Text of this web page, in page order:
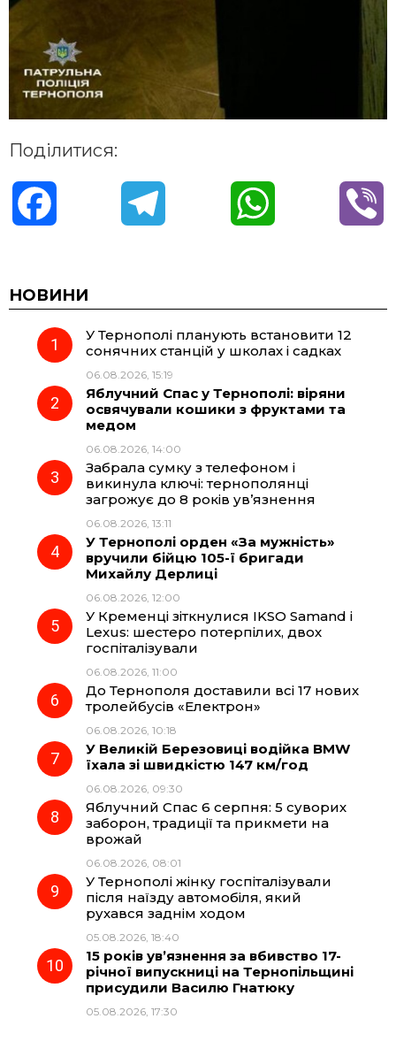
Поділитися:
c
e
o
o
e
g
a
t
p
НОВИНИ
У Тернополі планують встановити 12
сонячних станцій у школах і садках
06.08.2026, 15:19
Яблучний Спас у Тернополі: віряни
освячували кошики з фруктами та
медом
06.08.2026, 14:00
Забрала сумку з телефоном і
викинула ключі: тернополянці
загрожує до 8 років ув’язнення
06.08.2026, 13:11
У Тернополі орден «За мужність»
вручили бійцю 105-ї бригади
Михайлу Дерлиці
06.08.2026, 12:00
У Кременці зіткнулися IKSO Samand і
Lexus: шестеро потерпілих, двох
госпіталізували
06.08.2026, 11:00
До Тернополя доставили всі 17 нових
тролейбусів «Електрон»
06.08.2026, 10:18
У Великій Березовиці водійка BMW
їхала зі швидкістю 147 км/год
06.08.2026, 09:30
Яблучний Спас 6 серпня: 5 суворих
заборон, традиції та прикмети на
врожай
06.08.2026, 08:01
У Тернополі жінку госпіталізували
після наїзду автомобіля, який
рухався заднім ходом
05.08.2026, 18:40
15 років ув’язнення за вбивство 17-
річної випускниці на Тернопільщині
присудили Василю Гнатюку
05.08.2026, 17:30